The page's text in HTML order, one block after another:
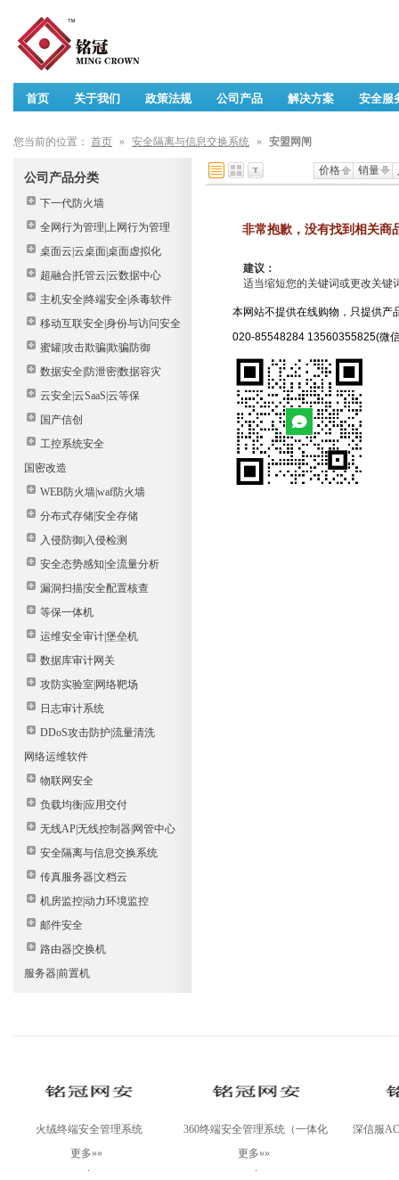
首页 关于我们 政策法规 公司产品 解决方案 安全服
您当前的位置： 首页 » 安全隔离与信息交换系统 » 安盟网闸
公司产品分类
下一代防火墙
全网行为管理|上网行为管理
桌面云|云桌面|桌面虚拟化
超融合|托管云|云数据中心
主机安全|终端安全|杀毒软件
移动互联安全|身份与访问安全
蜜罐|攻击欺骗|欺骗防御
数据安全|防泄密|数据容灾
云安全|云SaaS|云等保
国产信创
工控系统安全
国密改造
WEB防火墙|waf防火墙
分布式存储|安全存储
入侵防御|入侵检测
安全态势感知|全流量分析
漏洞扫描|安全配置核查
等保一体机
运维安全审计|堡垒机
数据库审计网关
攻防实验室|网络靶场
日志审计系统
DDoS攻击防护|流量清洗
网络运维软件
物联网安全
负载均衡|应用交付
无线AP|无线控制器|网管中心
安全隔离与信息交换系统
传真服务器|文档云
机房监控|动力环境监控
邮件安全
路由器|交换机
服务器|前置机
价格 销量
非常抱歉，没有找到相关商
建议：
适当缩短您的关键词或更改关键
本网站不提供在线购物，只提供产
020-85548284 13560355825(微
火绒终端安全管理系统
V2.0Windows专业版
更多»»
.
360终端安全管理系统（一体化
版）
更多»»
.
深信服